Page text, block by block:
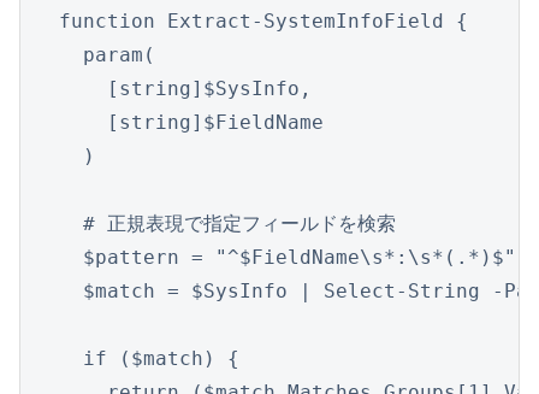
function Extract-SystemInfoField {
  param(
    [string]$SysInfo,
    [string]$FieldName
  )
  # 正規表現で指定フィールドを検索
  $pattern = "^$FieldName\s*:\s*(.*)$"
$match = $SysInfo | Select-String -
  if ($match) {